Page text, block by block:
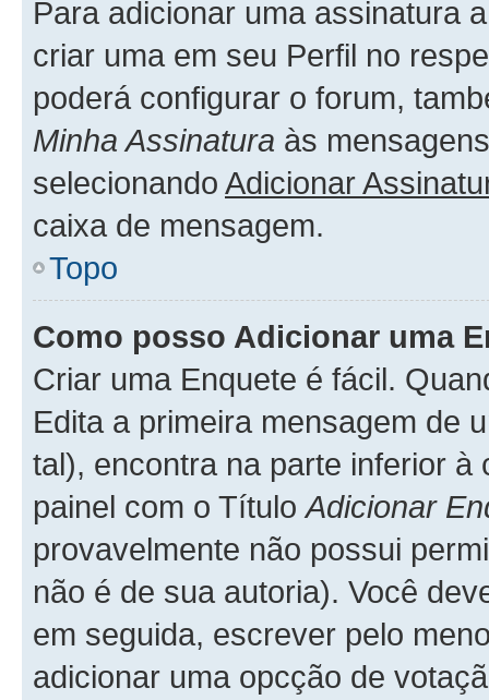
Para adicionar uma assinatura
criar uma em seu Perfil no
poderá configurar o forum,
Minha Assinatura às
selecionando Adicionar
caixa de mensagem.
Topo
Como posso Adicionar uma
Criar uma Enquete é fácil.
Edita a primeira mensagem de
tal), encontra na parte inferior
painel com o TítuloAdicionar
provavelmente não possui
não é de sua autoria). Você
em seguida, escrever pelo
adicionar uma opcção de